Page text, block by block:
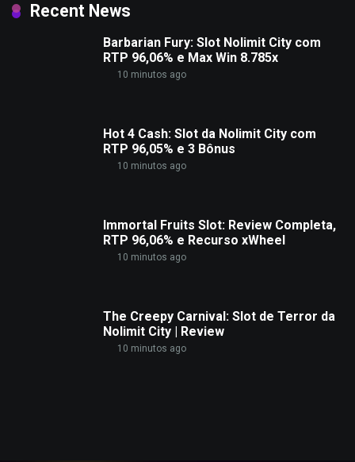
Recent News
Barbarian Fury: Slot Nolimit City com
RTP 96,06% e Max Win 8.785x
10 minutos ago
Hot 4 Cash: Slot da Nolimit City com
RTP 96,05% e 3 Bônus
10 minutos ago
Immortal Fruits Slot: Review Completa,
RTP 96,06% e Recurso xWheel
10 minutos ago
The Creepy Carnival: Slot de Terror da
Nolimit City | Review
10 minutos ago